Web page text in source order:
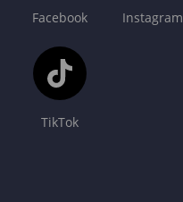
Facebook Instagram
TikTok